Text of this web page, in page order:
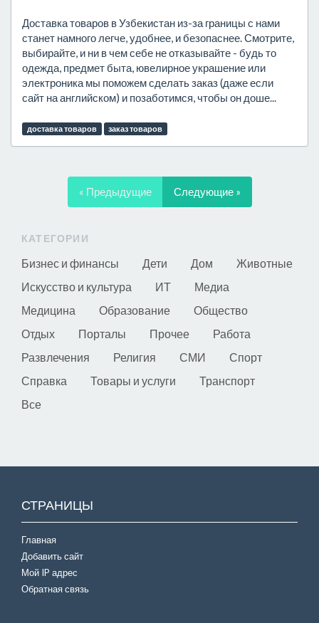
Доставка товаров в Узбекистан из-за границы с нами
станет намного легче, удобнее, и безопаснее. Смотрите,
выбирайте, и ни в чем себе не отказывайте - будь то
одежда, предмет быта, ювелирное украшение или
электроника мы поможем сделать заказ (даже если
сайт на английском) и позаботимся, чтобы он доше...
доставка товаров заказ товаров
« Предыдущие Следующие »
КАТЕГОРИИ
Бизнес и финансы Дети Дом
Животные
Искусство и культура
ИТ
Медиа
Медицина
Образование
Общество
Отдых
Порталы Прочее
Работа
Развлечения
Религия СМИ
Спорт
Справка
Товары и услуги
Транспорт
Все
СТРАНИЦЫ
Главная
Добавить сайт
Мой IP адрес
Обратная связь